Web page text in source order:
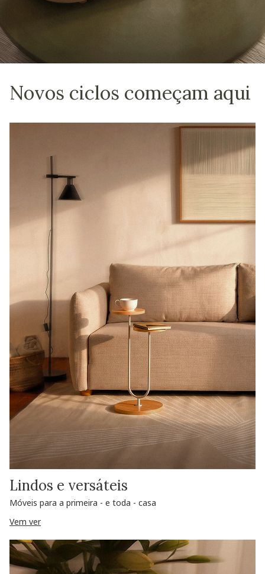
Novos ciclos começam aqui
Lindos e versáteis
Móveis para a primeira - e toda - casa
Vem ver